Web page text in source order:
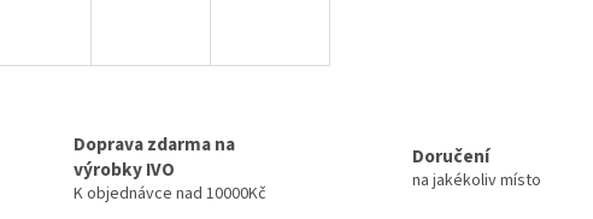
Doprava zdarma na
výrobky IVO
K objednávce nad 10000Kč
Doručení
na jakékoliv místo